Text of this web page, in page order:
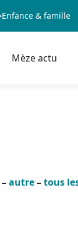
Enfance & famille
Mèze actu
–autre–tous